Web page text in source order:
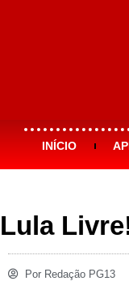
INÍCIO
Lula
Por Redação PG13